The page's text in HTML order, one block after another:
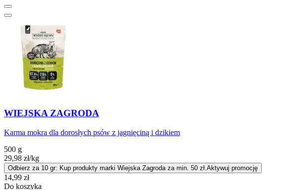
WIEJSKA ZAGRODA
Karma mokra dla dorosłych psów z jagnięciną i dzikiem
500 g
29,98 zł/kg
Odbierz za 10 gr: Kup produkty marki Wiejska Zagroda za min. 50 zł. Aktywuj promocję
Cena
14,99 zł
Do koszyka